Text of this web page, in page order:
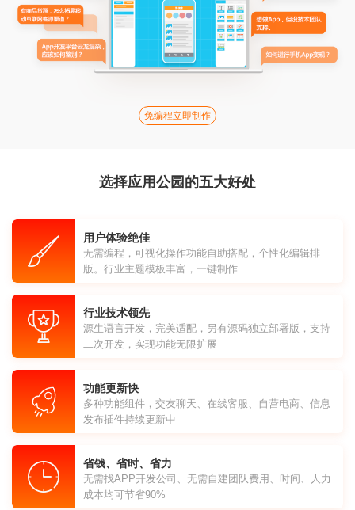
免编程立即制作
选择应用公园的五大好处
用户体验绝佳
无需编程，可视化操作功能自助搭配，个性化编辑排
版。行业主题模板丰富，一键制作
行业技术领先
源生语言开发，完美适配，另有源码独立部署版，支持
二次开发，实现功能无限扩展
功能更新快
多种功能组件，交友聊天、在线客服、自营电商、信息
发布插件持续更新中
省钱、省时、省力
无需找APP开发公司、无需自建团队费用、时间、人力
成本均可节省90%